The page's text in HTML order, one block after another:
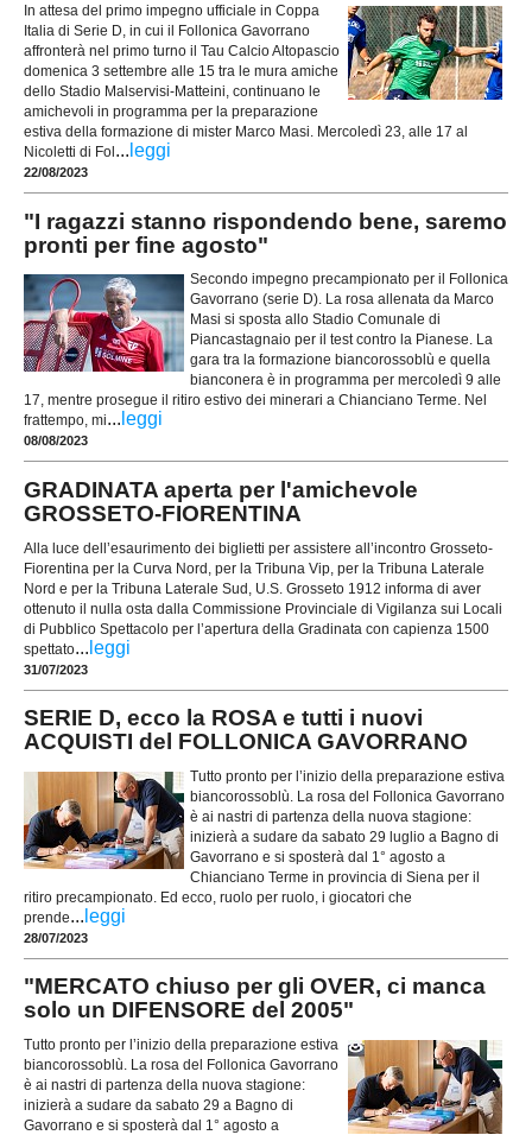
In attesa del primo impegno ufficiale in Coppa
Italia di Serie D, in cui il Follonica Gavorrano
affronterà nel primo turno il Tau Calcio Altopascio
domenica 3 settembre alle 15 tra le mura amiche
dello Stadio Malservisi-Matteini, continuano le
amichevoli in programma per la preparazione
estiva della formazione di mister Marco Masi. Mercoledì 23, alle 17 al
Nicoletti di Fol ... leggi
22/08/2023
"I ragazzi stanno rispondendo bene, saremo
pronti per fine agosto"
Secondo impegno precampionato per il Follonica
Gavorrano (serie D). La rosa allenata da Marco
Masi si sposta allo Stadio Comunale di
Piancastagnaio per il test contro la Pianese. La
gara tra la formazione biancorossoblù e quella
bianconera è in programma per mercoledì 9 alle
17, mentre prosegue il ritiro estivo dei minerari a Chianciano Terme. Nel
frattempo, mi... leggi
08/08/2023
GRADINATA aperta per l'amichevole
GROSSETO-FIORENTINA
Alla luce dell’esaurimento dei biglietti per assistere all’incontro Grosseto-
Fiorentina per la Curva Nord, per la Tribuna Vip, per la Tribuna Laterale
Nord e per la Tribuna Laterale Sud, U.S. Grosseto 1912 informa di aver
ottenuto il nulla osta dalla Commissione Provinciale di Vigilanza sui Locali
di Pubblico Spettacolo per l’apertura della Gradinata con capienza 1500
spettato... leggi
31/07/2023
SERIE D, ecco la ROSA e tutti i nuovi
ACQUISTI del FOLLONICA GAVORRANO
Tutto pronto per l’inizio della preparazione estiva
biancorossoblù. La rosa del Follonica Gavorrano
è ai nastri di partenza della nuova stagione:
inizierà a sudare da sabato 29 luglio a Bagno di
Gavorrano e si sposterà dal 1° agosto a
Chianciano Terme in provincia di Siena per il
ritiro precampionato. Ed ecco, ruolo per ruolo, i giocatori che
prende... leggi
28/07/2023
"MERCATO chiuso per gli OVER, ci manca
solo un DIFENSORE del 2005"
Tutto pronto per l’inizio della preparazione estiva
biancorossoblù. La rosa del Follonica Gavorrano
è ai nastri di partenza della nuova stagione:
inizierà a sudare da sabato 29 a Bagno di
Gavorrano e si sposterà dal 1° agosto a